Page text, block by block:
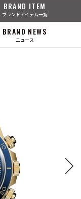
BRAND ITEM
ブランドアイテム一覧
BRAND NEWS
ニュース